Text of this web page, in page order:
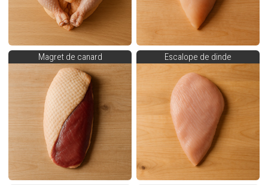
Magret de canard Escalope de dinde